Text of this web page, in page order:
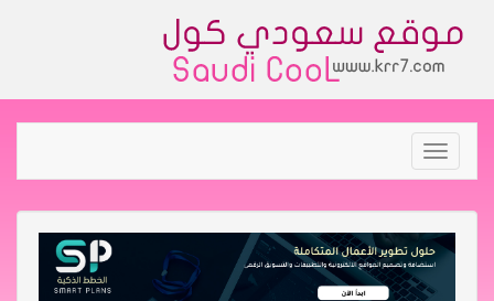
Toggle
navigation